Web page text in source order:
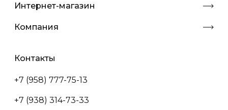
Интернет-магазин
Компания
Контакты
+7 (958) 777-75-13
+7 (938) 314-73-33